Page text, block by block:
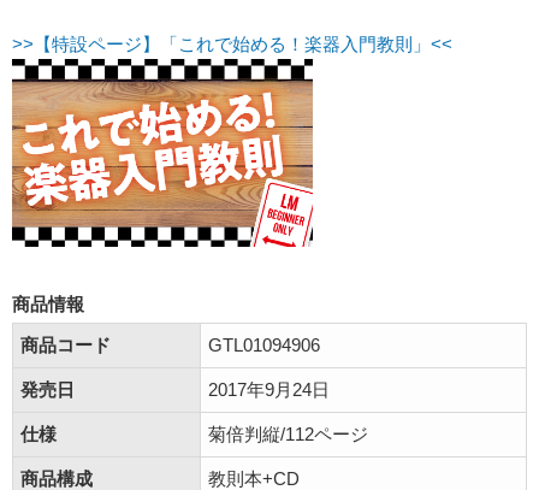
>>【特設ページ】「これで始める！楽器入門教則」<<
商品情報
商品コード
GTL01094906
発売日 2017年9月24日
仕様 菊倍判縦/112ページ
商品構成 教則本+CD